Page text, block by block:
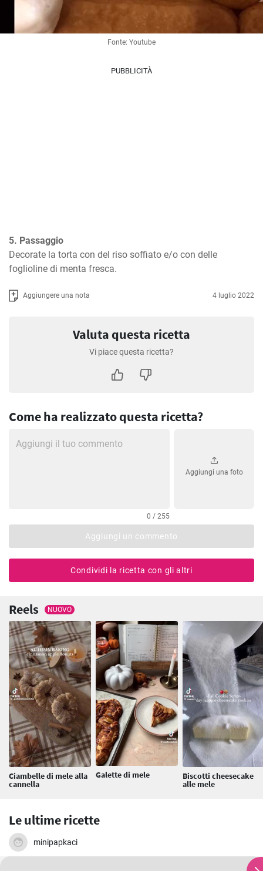
Fonte: Youtube
PUBBLICITÀ
5. Passaggio
Decorate la torta con del riso soffiato e/o con delle
foglioline di menta fresca.
Aggiungere una nota 4 luglio 2022
Valuta questa ricetta
Vi piace questa ricetta?
Come ha realizzato questa ricetta?
0 / 255
Aggiungi una foto
Aggiungi un commento
Condividi la ricetta con gli altri
Reels NUOVO
Ciambelle di mele alla
cannella
Galette di mele Biscotti cheesecake
alle mele
Le ultime ricette
minipapkaci